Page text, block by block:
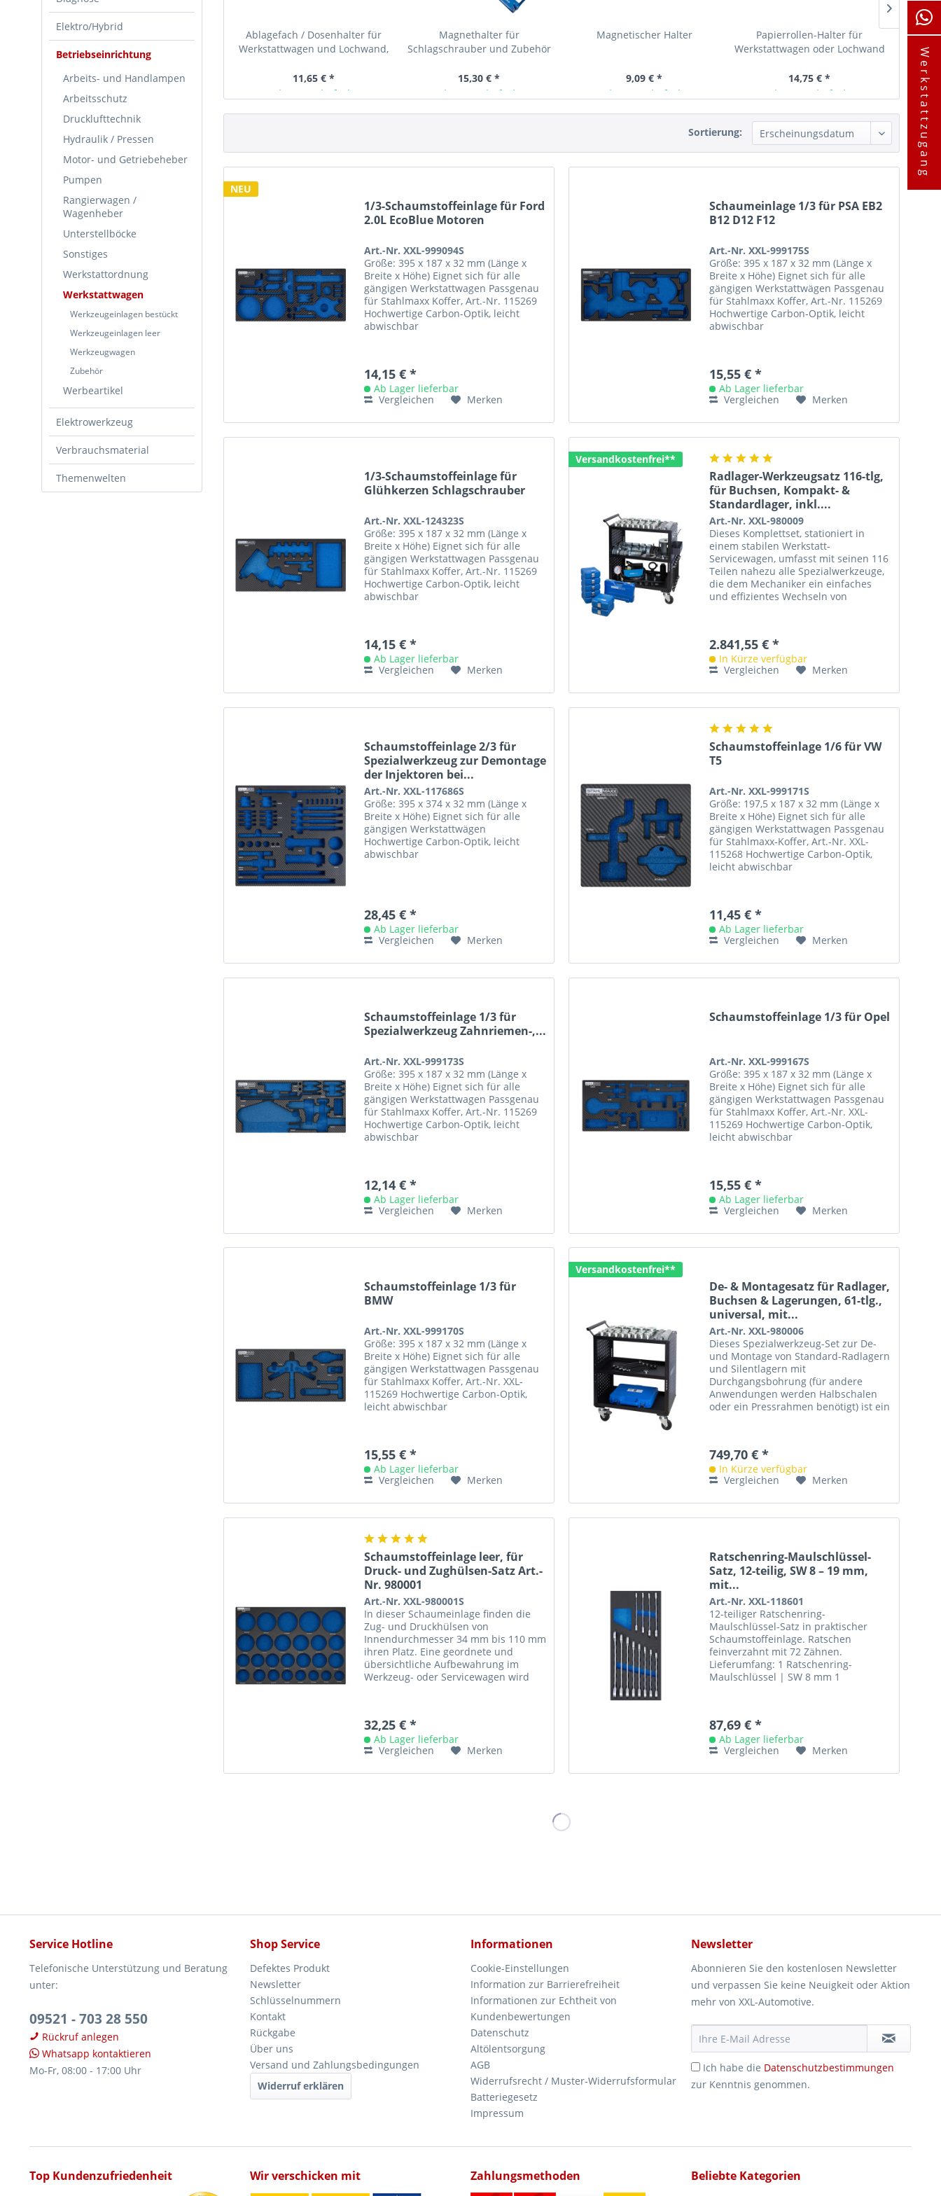
Elektro/Hybrid
Betriebseinrichtung
Arbeits- und Handlampen
Arbeitsschutz
Drucklufttechnik
Hydraulik / Pressen
Motor- und Getriebeheber
Pumpen
Rangierwagen /
Wagenheber
Unterstellböcke
Sonstiges
Werkstattordnung
Werkstattwagen
Werkzeugeinlagen bestückt
Werkzeugeinlagen leer
Werkzeugwagen
Zubehör
Werbeartikel
Elektrowerkzeug
Verbrauchsmaterial
Themenwelten
Ablagefach / Dosenhalter für
Werkstattwagen und Lochwand,
11,65 € *
Ab Lager lieferbar
Magnethalter für
Schlagschrauber und Zubehör
15,30 € *
Ab Lager lieferbar
Magnetischer Halter
9,09 € *
Ab Lager lieferbar
Papierrollen-Halter für
Werkstattwagen oder Lochwand
14,75 € *
Ab Lager lieferbar
Sortierung:
NEU
1/3-Schaumstoffeinlage für Ford
2.0L EcoBlue Motoren
Art.-Nr. XXL-999094S
Größe: 395 x 187 x 32 mm (Länge x
Breite x Höhe) Eignet sich für alle
gängigen Werkstattwagen Passgenau
für Stahlmaxx Koffer, Art.-Nr. 115269
Hochwertige Carbon-Optik, leicht
abwischbar
14,15 € *
Ab Lager lieferbar
Vergleichen
Merken
Schaumeinlage 1/3 für PSA EB2
B12 D12 F12
Art.-Nr. XXL-999175S
Größe: 395 x 187 x 32 mm (Länge x
Breite x Höhe) Eignet sich für alle
gängigen Werkstattwägen Passgenau
für Stahlmaxx Koffer, Art.-Nr. 115269
Hochwertige Carbon-Optik, leicht
abwischbar
15,55 € *
Ab Lager lieferbar
Vergleichen
Merken
1/3-Schaumstoffeinlage für
Glühkerzen Schlagschrauber
Art.-Nr. XXL-124323S
Größe: 395 x 187 x 32 mm (Länge x
Breite x Höhe) Eignet sich für alle
gängigen Werkstattwagen Passgenau
für Stahlmaxx Koffer, Art.-Nr. 115269
Hochwertige Carbon-Optik, leicht
abwischbar
14,15 € *
Ab Lager lieferbar
Vergleichen
Merken
Versandkostenfrei**
Radlager-Werkzeugsatz 116-tlg,
für Buchsen, Kompakt- &
Standardlager, inkl....
Art.-Nr. XXL-980009
Dieses Komplettset, stationiert in
einem stabilen Werkstatt-
Servicewagen, umfasst mit seinen 116
Teilen nahezu alle Spezialwerkzeuge,
die dem Mechaniker ein einfaches
und effizientes Wechseln von
2.841,55 € *
In Kürze verfügbar
Vergleichen
Merken
Schaumstoffeinlage 2/3 für
Spezialwerkzeug zur Demontage
der Injektoren bei...
Art.-Nr. XXL-117686S
Größe: 395 x 374 x 32 mm (Länge x
Breite x Höhe) Eignet sich für alle
gängigen Werkstattwägen
Hochwertige Carbon-Optik, leicht
abwischbar
28,45 € *
Ab Lager lieferbar
Vergleichen
Merken
Schaumstoffeinlage 1/6 für VW
T5
Art.-Nr. XXL-999171S
Größe: 197,5 x 187 x 32 mm (Länge x
Breite x Höhe) Eignet sich für alle
gängigen Werkstattwagen Passgenau
für Stahlmaxx-Koffer, Art.-Nr. XXL-
115268 Hochwertige Carbon-Optik,
leicht abwischbar
11,45 € *
Ab Lager lieferbar
Vergleichen
Merken
Schaumstoffeinlage 1/3 für
Spezialwerkzeug Zahnriemen-,...
Art.-Nr. XXL-999173S
Größe: 395 x 187 x 32 mm (Länge x
Breite x Höhe) Eignet sich für alle
gängigen Werkstattwagen Passgenau
für Stahlmaxx Koffer, Art.-Nr. 115269
Hochwertige Carbon-Optik, leicht
abwischbar
12,14 € *
Ab Lager lieferbar
Vergleichen
Merken
Schaumstoffeinlage 1/3 für Opel
Art.-Nr. XXL-999167S
Größe: 395 x 187 x 32 mm (Länge x
Breite x Höhe) Eignet sich für alle
gängigen Werkstattwagen Passgenau
für Stahlmaxx Koffer, Art.-Nr. XXL-
115269 Hochwertige Carbon-Optik,
leicht abwischbar
15,55 € *
Ab Lager lieferbar
Vergleichen
Merken
Schaumstoffeinlage 1/3 für
BMW
Art.-Nr. XXL-999170S
Größe: 395 x 187 x 32 mm (Länge x
Breite x Höhe) Eignet sich für alle
gängigen Werkstattwagen Passgenau
für Stahlmaxx Koffer, Art.-Nr. XXL-
115269 Hochwertige Carbon-Optik,
leicht abwischbar
15,55 € *
Ab Lager lieferbar
Vergleichen
Merken
Versandkostenfrei**
De- & Montagesatz für Radlager,
Buchsen & Lagerungen, 61-tlg.,
universal, mit...
Art.-Nr. XXL-980006
Dieses Spezialwerkzeug-Set zur De-
und Montage von Standard-Radlagern
und Silentlagern mit
Durchgangsbohrung (für andere
Anwendungen werden Halbschalen
oder ein Pressrahmen benötigt) ist ein
749,70 € *
In Kürze verfügbar
Vergleichen
Merken
Schaumstoffeinlage leer, für
Druck- und Zughülsen-Satz Art.-
Nr. 980001
Art.-Nr. XXL-980001S
In dieser Schaumeinlage finden die
Zug- und Druckhülsen von
Innendurchmesser 34 mm bis 110 mm
ihren Platz. Eine geordnete und
übersichtliche Aufbewahrung im
Werkzeug- oder Servicewagen wird
32,25 € *
Ab Lager lieferbar
Vergleichen
Merken
Ratschenring-Maulschlüssel-
Satz, 12-teilig, SW 8 – 19 mm,
mit...
Art.-Nr. XXL-118601
12-teiliger Ratschenring-
Maulschlüssel-Satz in praktischer
Schaumstoffeinlage. Ratschen
feinverzahnt mit 72 Zähnen.
Lieferumfang: 1 Ratschenring-
Maulschlüssel | SW 8 mm 1
87,69 € *
Ab Lager lieferbar
Vergleichen
Merken
Service Hotline
Telefonische Unterstützung und Beratung
unter:
09521 - 703 28 550
Rückruf anlegen
Whatsapp kontaktieren
Mo-Fr, 08:00 - 17:00 Uhr
Shop Service
Defektes Produkt
Newsletter
Schlüsselnummern
Kontakt
Rückgabe
Über uns
Versand und Zahlungsbedingungen
Widerruf erklären
Informationen
Cookie-Einstellungen
Information zur Barrierefreiheit
Informationen zur Echtheit von
Kundenbewertungen
Datenschutz
Altölentsorgung
AGB
Widerrufsrecht / Muster-Widerrufsformular
Batteriegesetz
Impressum
Newsletter
Abonnieren Sie den kostenlosen Newsletter
und verpassen Sie keine Neuigkeit oder Aktion
mehr von XXL-Automotive.
Ich habe die Datenschutzbestimmungen
zur Kenntnis genommen.
Top Kundenzufriedenheit Wir verschicken mit Zahlungsmethoden Beliebte Kategorien
Werkstattzugang